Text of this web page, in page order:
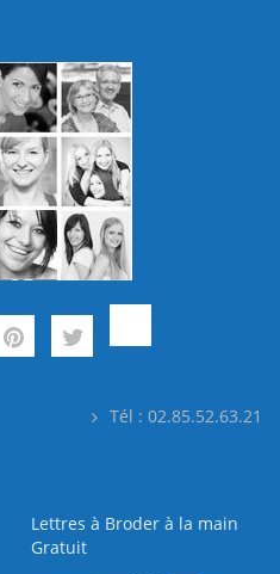
Tél : 02.85.52.63.21
Lettres à Broder à la main
Gratuit